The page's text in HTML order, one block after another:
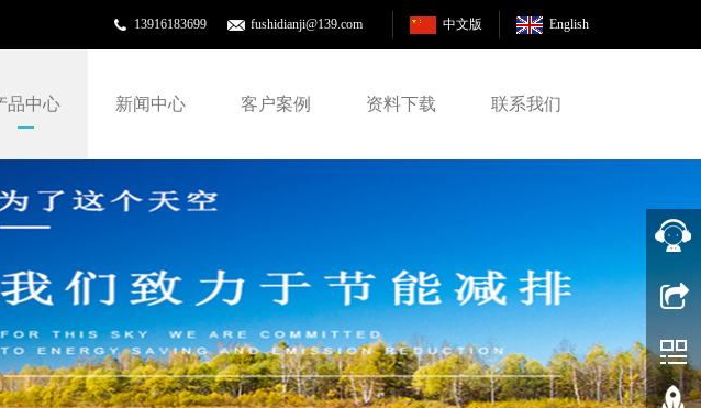
English
中文版
13916183699 fushidianji@139.com
品中心 新闻中心 客户案例 资料下载 联系我们